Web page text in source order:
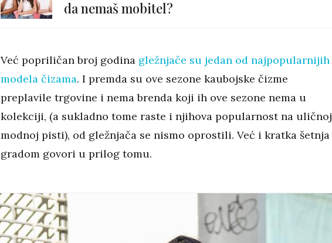
da nemaš mobitel?
Već popriličan broj godina gležnjače su jedan od najpopularnijih
modela čizama. I premda su ove sezone kaubojske čizme
preplavile trgovine i nema brenda koji ih ove sezone nema u
kolekciji, (a sukladno tome raste i njihova popularnost na uličnoj
modnoj pisti), od gležnjača se nismo oprostili. Već i kratka šetnja
gradom govori u prilog tomu.